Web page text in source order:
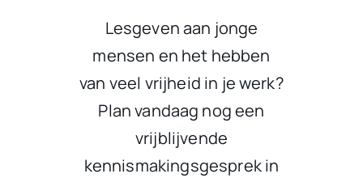
Lesgeven aan jonge
mensen en het hebben
van veel vrijheid in je werk?
Plan vandaag nog een
vrijblijvende
kennismakingsgesprek in